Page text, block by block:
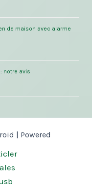
de maison avec alarme
notre avis
| Powered